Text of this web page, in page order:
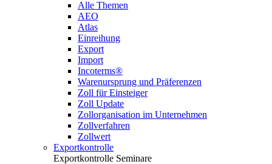
Alle Themen
AEO
Atlas
Einreihung
Export
Import
Incoterms®
Warenursprung und Präferenzen
Zoll für Einsteiger
Zoll Update
Zollorganisation im Unternehmen
Zollverfahren
Zollwert
Exportkontrolle
Exportkontrolle Seminare